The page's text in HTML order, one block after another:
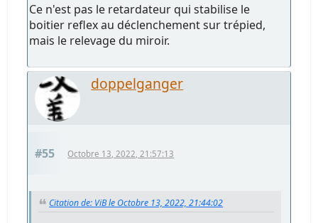
Ce n'est pas le retardateur qui stabilise le
boitier reflex au déclenchement sur trépied,
mais le relevage du miroir.
doppelganger
#55 Octobre 13, 2022, 21:57:13
Citation de: ViB le Octobre 13, 2022, 21:44:02